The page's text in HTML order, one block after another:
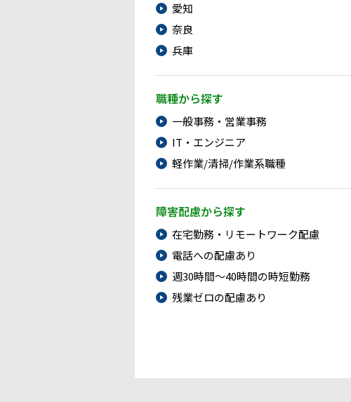
愛知
奈良
兵庫
職種から探す
一般事務・営業事務
IT・エンジニア
軽作業/清掃/作業系職種
障害配慮から探す
在宅勤務・リモートワーク配慮
電話への配慮あり
週30時間～40時間の時短勤務
残業ゼロの配慮あり